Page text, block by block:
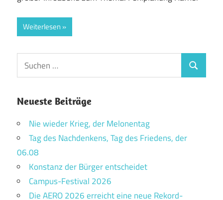
Weiterlesen
Suchen
nach:
Suchen
Neueste Beiträge
Nie wieder Krieg, der Melonentag
Tag des Nachdenkens, Tag des Friedens, der
06.08
Konstanz der Bürger entscheidet
Campus-Festival 2026
Die AERO 2026 erreicht eine neue Rekord-